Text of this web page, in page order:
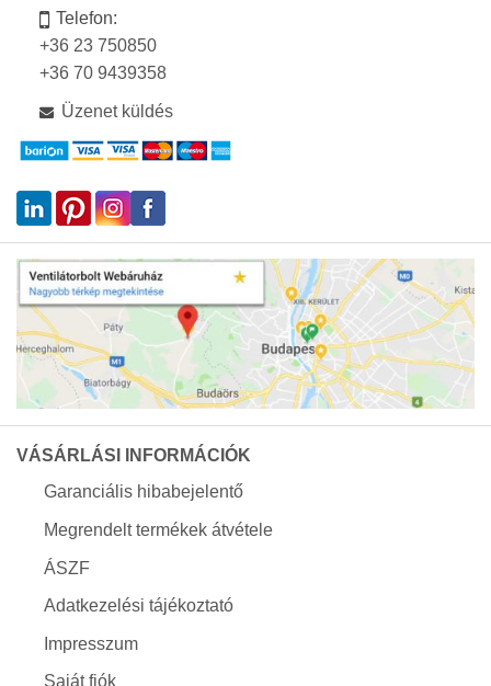
Telefon:
+36 23 750850
+36 70 9439358
Üzenet küldés
VÁSÁRLÁSI INFORMÁCIÓK
Garanciális hibabejelentő
Megrendelt termékek átvétele
ÁSZF
Adatkezelési tájékoztató
Impresszum
Saját fiók